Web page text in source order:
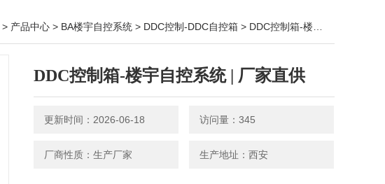
> 产品中心 > BA楼宇自控系统 > DDC控制-DDC自控箱 > DDC控制箱-楼宇自控系统 | 厂家直供
DDC控制箱-楼宇自控系统 | 厂家直供
更新时间：2026-06-18 访问量：345
厂商性质：生产厂家 生产地址：西安